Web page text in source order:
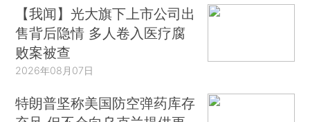
【我闻】光大旗下上市公司出
售背后隐情 多人卷入医疗腐
败案被查
2026年08月07日
特朗普坚称美国防空弹药库存